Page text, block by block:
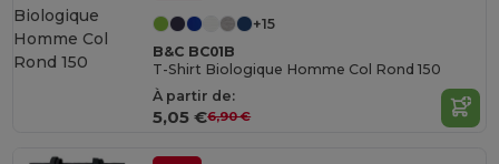
+15
B&C BC01B
T-Shirt Biologique Homme Col Rond 150
À partir de:
5,05 €6,90 €